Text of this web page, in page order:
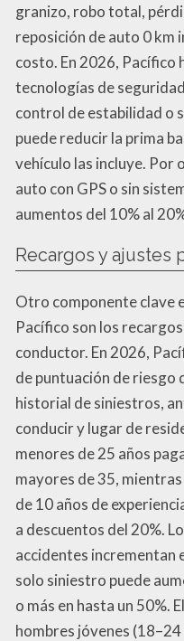
granizo, robo total,
reposición de auto 0 km
costo. En 2026,
tecnologías de
control de estabilidad o
puede reducir la prima
vehículo las incluye. Por
auto con GPS o sin
aumentos del 10% al
Recargos y
Otro componente clave
Pacífico son los
conductor. En 2026,
de puntuación de riesgo
historial de siniestros,
conducir y lugar de
menores de 25 años
mayores de 35,
de 10 años de
a descuentos del 20%.
accidentes incrementan
solo siniestro puede
o más en hasta un 50%.
hombres jóvenes